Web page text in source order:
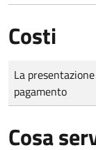
Costi
Tipo di pagamento
Importo
La
pagamento
Cosa